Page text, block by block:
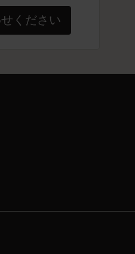
ください